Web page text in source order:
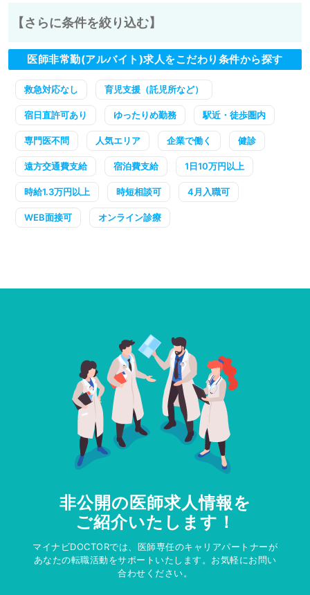
【さらに条件を絞り込む】
医師非常勤(アルバイト)求人をこだわり条件から探す
救急対応なし 育児支援（託児所など）
宿日直許可あり ゆったりめ勤務 駅近・徒歩圏内
専門医不問 人気エリア 企業で働く 健診
遠方交通費支給 宿泊費支給 1日10万円以上
時給1.3万円以上 時短相談可 4月入職可
WEB面接可 オンライン診療
非公開の医師求人情報を
ご紹介いたします！
マイナビDOCTORでは、医師専任のキャリアパートナーが
あなたの転職活動をサポートいたします。お気軽にお問い
合わせください。